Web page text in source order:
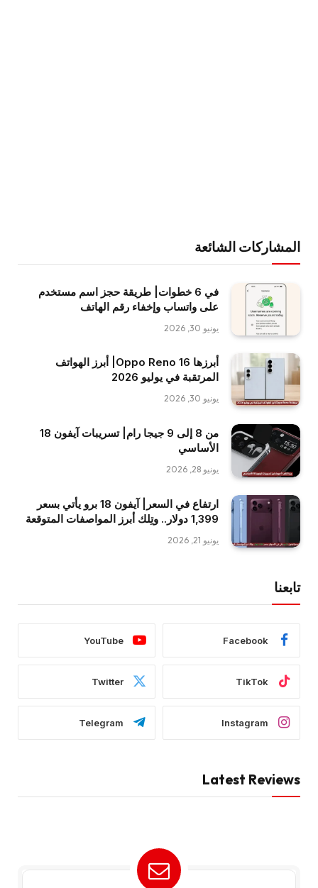
المشاركات الشائعة
في 6 خطوات| طريقة حجز اسم مستخدم
على واتساب وإخفاء رقم الهاتف
يونيو 30, 2026
أبرزها Oppo Reno 16| أبرز الهواتف
المرتقبة في يوليو 2026
يونيو 30, 2026
من 8 إلى 9 جيجا رام| تسريبات آيفون 18
الأساسي
يونيو 28, 2026
ارتفاع في السعر| آيفون 18 برو يأتي بسعر
1,399 دولار.. وتِلك أبرز المواصفات المتوقعة
يونيو 21, 2026
تابعنا
Facebook
YouTube
TikTok
Twitter
Instagram
Telegram
Latest Reviews